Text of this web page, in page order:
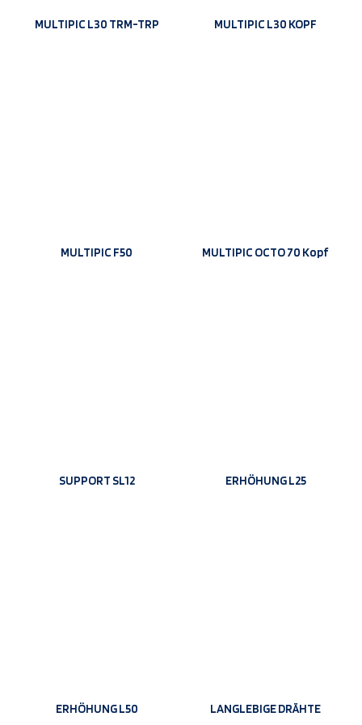
MULTIPIC L30 TRM-TRP MULTIPIC L30 KOPF
MULTIPIC F50 MULTIPIC OCTO 70 Kopf
SUPPORT SL12 ERHÖHUNG L25
ERHÖHUNG L50 LANGLEBIGE DRÄHTE